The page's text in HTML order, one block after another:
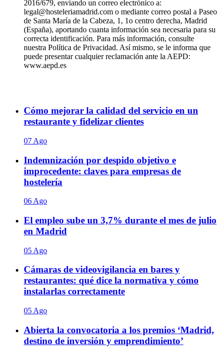
2016/679, enviando un correo electrónico a:
legal@hosteleriamadrid.com o mediante correo postal a Paseo
de Santa María de la Cabeza, 1, 1o centro derecha, Madrid
(España), aportando cuanta información sea necesaria para su
correcta identificación. Para más información, consulte
nuestra Política de Privacidad. Así mismo, se le informa que
puede presentar cualquier reclamación ante la AEPD:
www.aepd.es
Cómo mejorar la calidad del servicio en un
restaurante y fidelizar clientes
07 Ago
Indemnización por despido objetivo e
improcedente: claves para empresas de
hostelería
06 Ago
El empleo sube un 3,7% durante el mes de julio
en Madrid
05 Ago
Cámaras de videovigilancia en bares y
restaurantes: qué dice la normativa y cómo
instalarlas correctamente
05 Ago
Abierta la convocatoria a los premios ‘Madrid,
destino de inversión y emprendimiento’